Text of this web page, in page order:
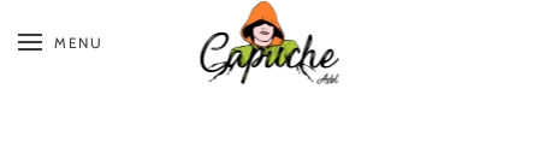
MENU